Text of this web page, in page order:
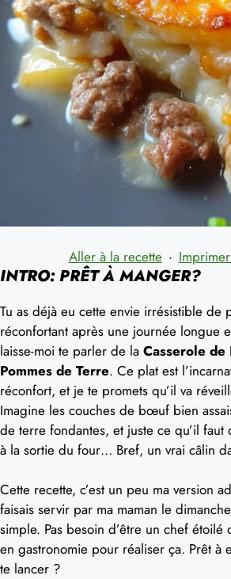
Aller à la recette ·
INTRO: PRÊT À MANGER?
Tu as déjà eu cette envie irrésistible de
réconfortant après une journée longue
laisse-moi te parler de la Casserole
Pommes de Terre. Ce plat est
réconfort, et je te promets qu’il va
Imagine les couches de bœuf bien
de terre fondantes, et juste ce qu’il
à la sortie du four… Bref, un vrai câlin
Cette recette, c’est un peu ma version
faisais servir par ma maman le
simple. Pas besoin d’être un chef étoilé
en gastronomie pour réaliser ça. Prêt à
te lancer ?